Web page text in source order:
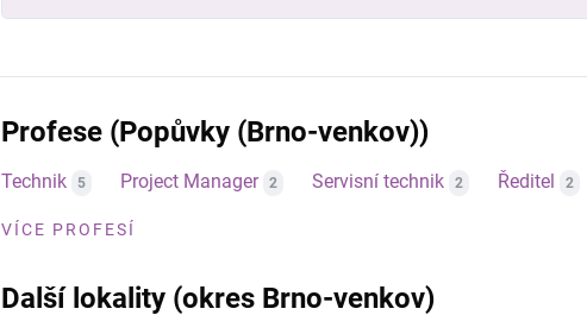
Profese (Popůvky (Brno-venkov))
Technik 5 Project Manager 2 Servisní technik 2 Ředitel 2
VÍCE PROFESÍ
Další lokality (okres Brno-venkov)